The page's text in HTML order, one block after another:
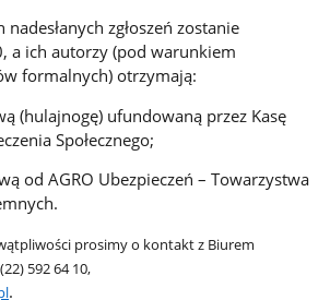
zgłoszeń zostanie
a ich autorzy (pod warunkiem
formalnych) otrzymają:
(hulajnogę) ufundowaną przez Kasę
Społecznego;
od AGRO Ubezpieczeń – Towarzystwa
prosimy o kontakt z Biurem
592 64 10,
.